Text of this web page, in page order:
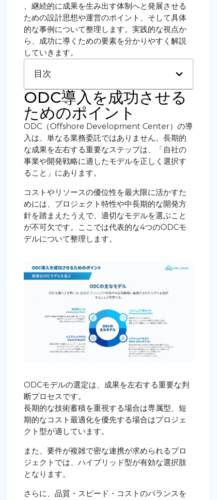
、継続的に成果を生み出す体制へと発展させる
ための設計思想や運営のポイント、そして具体
的な事例について整理します。実践的な視点か
ら、成功に導くための要素を分かりやすく解説
していきます。
目次
ODC導入を成功させる
ためのポイント
ODC（Offshore Development Center）の導
入は、単なる業務委託ではありません。長期的
な成果を左右する重要なステップは、「自社の
事業や開発戦略に適したモデルを正しく選択す
ること」にあります。
コストやリソースの優位性を最大限に活かすた
めには、プロジェクト特性や中長期的な開発方
針を踏まえたうえで、適切なモデルを選ぶこと
が不可欠です。ここでは代表的な4つのODCモ
デルについて整理します。
ODCモデルの選定は、成果を左右する重要な判
断プロセスです。
長期的な技術蓄積を重視する場合は専属型、短
期的なコスト最適化を優先する場合はプロジェ
クト型が適しています。
また、要件が複雑で密な連携が求められるプロ
ジェクトでは、ハイブリッド型が有効な選択肢
となります。
さらに、品質・スピード・コストのバランスを